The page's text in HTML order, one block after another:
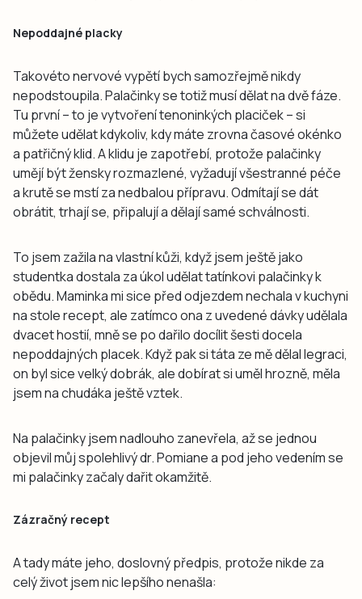
Nepoddajné placky
Takovéto nervové vypětí bych samozřejmě nikdy
nepodstoupila. Palačinky se totiž musí dělat na dvě fáze.
Tu první – to je vytvoření tenoninkých placiček – si
můžete udělat kdykoliv, kdy máte zrovna časové okénko
a patřičný klid. A klidu je zapotřebí, protože palačinky
umějí být žensky rozmazlené, vyžadují všestranné péče
a krutě se mstí za nedbalou přípravu. Odmítají se dát
obrátit, trhají se, připalují a dělají samé schválnosti.
To jsem zažila na vlastní kůži, když jsem ještě jako
studentka dostala za úkol udělat tatínkovi palačinky k
obědu. Maminka mi sice před odjezdem nechala v kuchyni
na stole recept, ale zatímco ona z uvedené dávky udělala
dvacet hostií, mně se po dařilo docílit šesti docela
nepoddajných placek. Když pak si táta ze mě dělal legraci,
on byl sice velký dobrák, ale dobírat si uměl hrozně, měla
jsem na chudáka ještě vztek.
Na palačinky jsem nadlouho zanevřela, až se jednou
objevil můj spolehlivý dr. Pomiane a pod jeho vedením se
mi palačinky začaly dařit okamžitě.
Zázračný recept
A tady máte jeho, doslovný předpis, protože nikde za
celý život jsem nic lepšího nenašla: